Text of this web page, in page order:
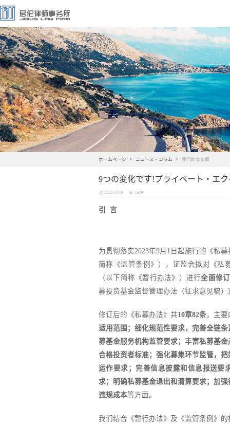
ホームページ ニュース・コラム 専門的な文章
9つの変化です!プライベート・エ
2023-12-19 1059
引 言
为贯彻落实2023年9月1日起施行的《私
简称《监管条例》），证监会拟对《私
（以下简称《暂行办法》）进行全面修订
募投资基金监督管理办法（征求意见稿
修订后的《私募办法》共10章82条，主
适用范围；细化规范性要求，完善全链
募基金服务机构监管要求；丰富私募基
合格投资者标准；强化募集环节监管，
运作要求；完善信息披露和信息报送要
求；明确私募基金退出和清算要求；加
违规成本等方面。
我们结合《暂行办法》及《监管条例》